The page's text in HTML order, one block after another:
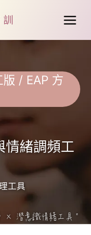
版 / EAP 方
情緒調頻工
工具